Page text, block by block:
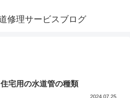
住宅用の水道管の種類
2024.07.25